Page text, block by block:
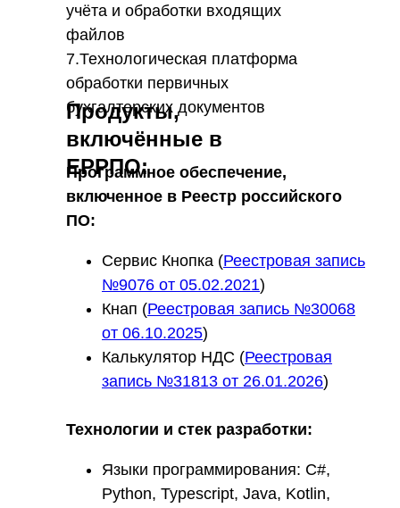
Продукты,
включённые в
ЕРРПО:
учёта и обработки входящих
файлов
7.Технологическая платформа
обработки первичных
бухгалтерских документов
Программное обеспечение,
включенное в Реестр российского
ПО:
Сервис Кнопка (Реестровая запись
№9076 от 05.02.2021)
Кнап (Реестровая запись №30068
от 06.10.2025)
Калькулятор НДС (Реестровая
запись №31813 от 26.01.2026)
Технологии и стек разработки:
Языки программирования: C#,
Python, Typescript, Java, Kotlin,